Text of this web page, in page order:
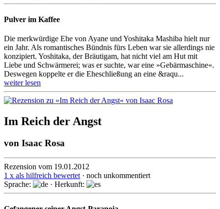
Pulver im Kaffee
Die merkwürdige Ehe von Ayane und Yoshitaka Mashiba hielt nur
ein Jahr. Als romantisches Bündnis fürs Leben war sie allerdings nie
konzipiert. Yoshitaka, der Bräutigam, hat nicht viel am Hut mit
Liebe und Schwärmerei; was er suchte, war eine »Ge­bärma­schi­ne«.
Deswegen koppelte er die Eheschließung an eine &raqu...
weiter lesen
Im Reich der Angst
von Isaac Rosa
Rezension vom 19.01.2012
1 x als hilfreich bewertet · noch unkommentiert
Sprache:
· Herkunft: